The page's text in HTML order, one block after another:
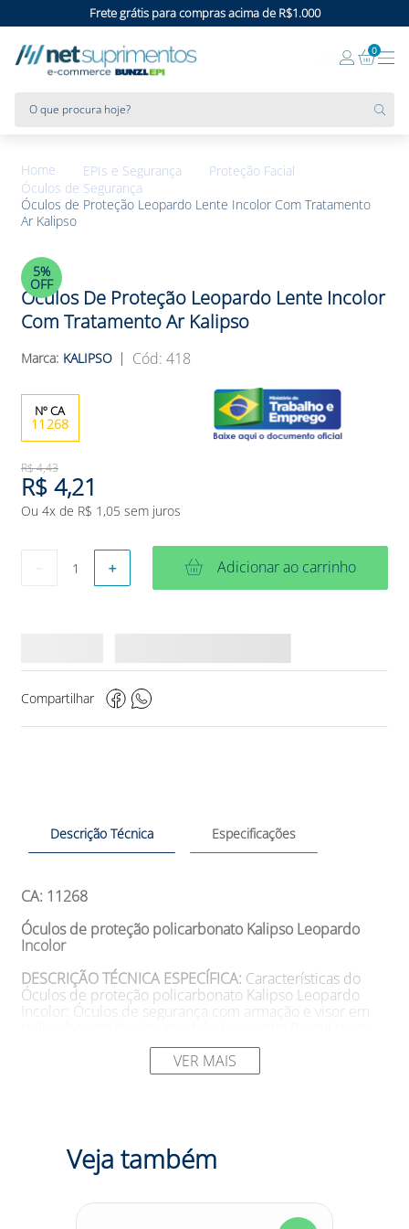
Frete grátis para compras acima de R$1.000
0
EPIs e Segurança
Proteção Facial
Óculos de Segurança
Óculos de Proteção Leopardo Lente Incolor Com Tratamento
Ar Kalipso
5%
OFF
Óculos De Proteção Leopardo Lente Incolor
Com Tratamento Ar Kalipso
KALIPSO : 418
11268
R$4,43
R$ 4,21
Ou 4x de R$ 1 ,05 sem juros
＋ Adicionar ao carrinho
Compartilhar
Descrição Técnica Especificações
CA: 11268
Óculos de proteção policarbonato Kalipso Leopardo
Incolor
DESCRIÇÃO TÉCNICA ESPECÍFICA: Características do
Óculos de proteção policarbonato Kalipso Leopardo
Incolor: Óculos de segurança com armação e visor em
nasal injetada na lente; As hastes tipo espátula são
confeccionadas do mesmo material da lente e
articuladas por meio de parafusos metálicos; Testado e
policarbonato Kalipso Leopardo Incolor: Para proteção
dos olhos do usuário contra impactos de partículas
volantes frontais.
Modelo: 418 Cor: Incolor Marca: Kalipso
VER MAIS
Veja também